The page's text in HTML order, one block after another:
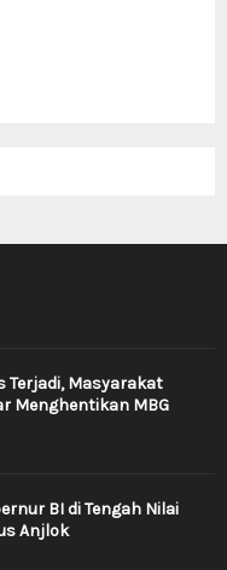
Terjadi, Masyarakat
Menghentikan MBG
BI di Tengah Nilai
Anjlok